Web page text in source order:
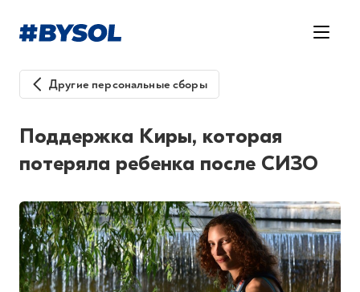
Другие персональные сборы
Поддержка Киры, которая
потеряла ребенка после СИЗО